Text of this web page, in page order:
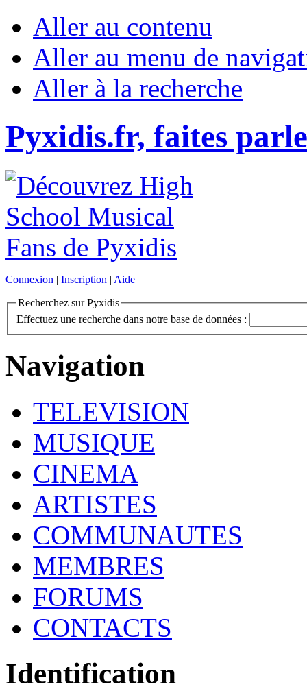
Aller au contenu
Aller au menu de
Aller à la recherche
Pyxidis.fr, faites
Connexion | Inscription | Aide
Recherchez sur Pyxidis
Effectuez une recherche dans notre base de données :
Navigation
TELEVISION
MUSIQUE
CINEMA
ARTISTES
COMMUNAUTES
MEMBRES
FORUMS
CONTACTS
Identification